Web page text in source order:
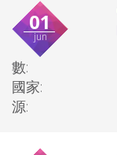
01
jun
數:
國家:
源: